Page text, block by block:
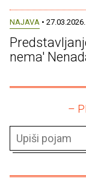
NAJAVA • 27.03.2026.
nema'
–